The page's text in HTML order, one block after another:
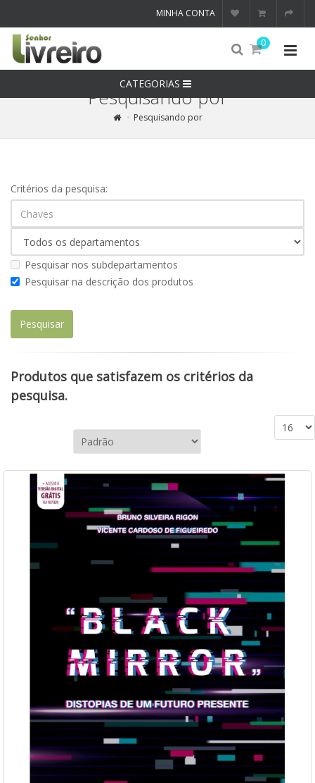
MINHA CONTA
0
CATEGORIAS
Pesquisando por
Pesquisando por
Critérios da pesquisa:
Pesquisar nos subdepartamentos
Pesquisar na descrição dos produtos
Produtos que satisfazem os critérios da
pesquisa.